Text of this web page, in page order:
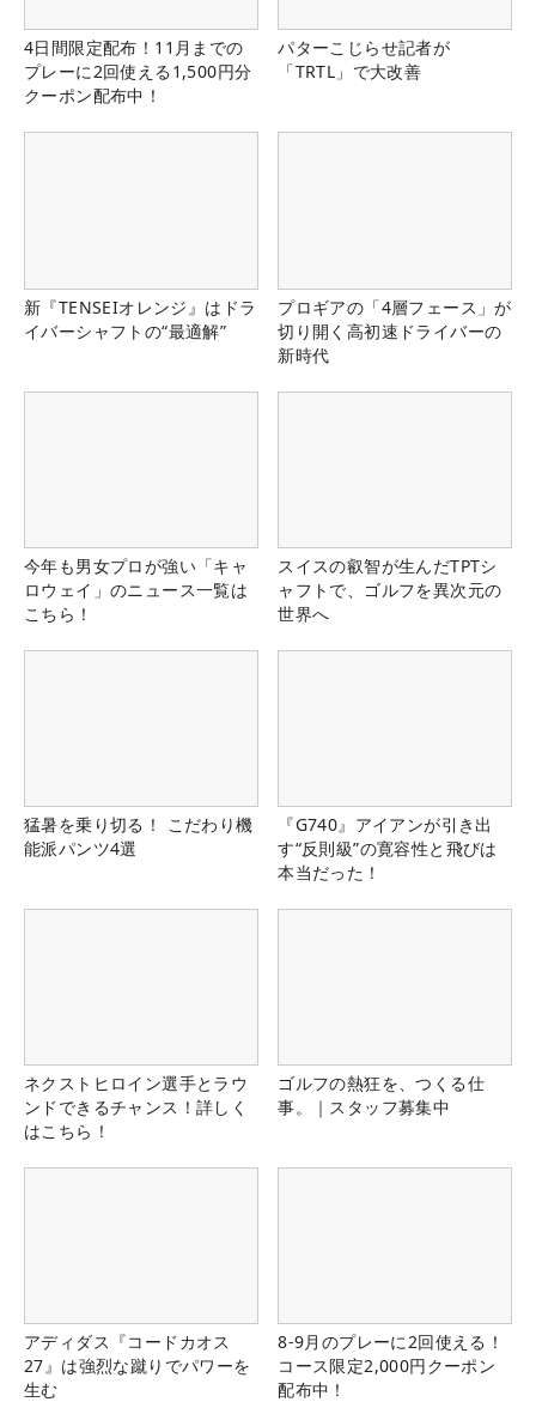
4日間限定配布！11月までの
プレーに2回使える1,500円分
クーポン配布中！
パターこじらせ記者が
「TRTL」で大改善
新『TENSEIオレンジ』はドラ
イバーシャフトの“最適解”
プロギアの「4層フェース」が
切り開く高初速ドライバーの
新時代
今年も男女プロが強い「キャ
ロウェイ」のニュース一覧は
こちら！
スイスの叡智が生んだTPTシ
ャフトで、ゴルフを異次元の
世界へ
猛暑を乗り切る！ こだわり機
能派パンツ4選
『G740』アイアンが引き出
す“反則級”の寛容性と飛びは
本当だった！
ネクストヒロイン選手とラウ
ンドできるチャンス！詳しく
はこちら！
ゴルフの熱狂を、つくる仕
事。｜スタッフ募集中
アディダス『コードカオス
27』は強烈な蹴りでパワーを
生む
8-9月のプレーに2回使える！
コース限定2,000円クーポン
配布中！